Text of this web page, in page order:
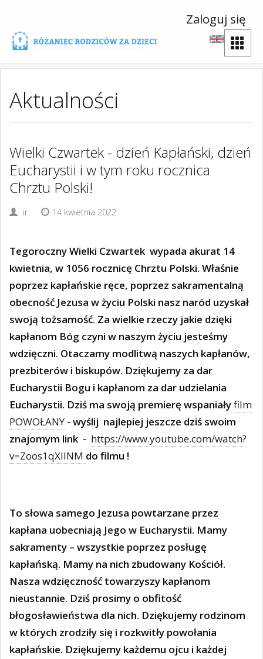
Zaloguj się
Aktualności
Wielki Czwartek - dzień Kapłański, dzień
Eucharystii i w tym roku rocznica
Chrztu Polski!
ir 14 kwietnia 2022
Tegoroczny Wielki Czwartek wypada akurat 14
kwietnia, w 1056 rocznicę Chrztu Polski. Właśnie
poprzez kapłańskie ręce, poprzez sakramentalną
obecność Jezusa w życiu Polski nasz naród uzyskał
swoją tożsamość. Za wielkie rzeczy jakie dzięki
kapłanom Bóg czyni w naszym życiu jesteśmy
wdzięczni. Otaczamy modlitwą naszych kapłanów,
prezbiterów i biskupów. Dziękujemy za dar
Eucharystii Bogu i kapłanom za dar udzielania
Eucharystii. Dziś ma swoją premierę wspaniałyfilm
POWOŁANY - wyślij najlepiej jeszcze dziś swoim
znajomym link - https://www.youtube.com/watch?
v=Zoos1qXlINM do filmu !
To słowa samego Jezusa powtarzane przez
kapłana uobecniają Jego w Eucharystii. Mamy
sakramenty – wszystkie poprzez posługę
kapłańską. Mamy na nich zbudowany Kościół.
Nasza wdzięczność towarzyszy kapłanom
nieustannie. Dziś prosimy o obfitość
błogosławieństwa dla nich. Dziękujemy rodzinom
w których zrodziły się i rozkwitły powołania
kapłańskie. Dziękujemy każdemu ojcu i każdej